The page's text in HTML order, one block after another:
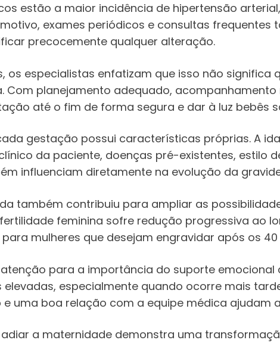
estão a maior incidência de hipertensão
exames periódicos e consultas
precocemente qualquer alteração.
especialistas enfatizam que isso não significa
Com planejamento adequado,
até o fim de forma segura e dar à luz bebês
gestação possui características próprias. A
da paciente, doenças pré-existentes, estilo
influenciam diretamente na evolução da
também contribuiu para ampliar as
feminina sofre redução progressiva ao
mulheres que desejam engravidar após os 40
para a importância do suporte emocional
especialmente quando ocorre mais
uma boa relação com a equipe médica ajudam
a maternidade demonstra uma